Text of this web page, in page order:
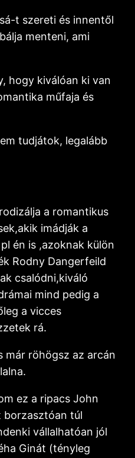
t szereti és innentől
menteni, ami
hogy kiválóan ki van
műfaja és
tudjátok, legalább
a romantikus
imádják a
én is ,azoknak külön
Rodny Dangerfeild
csalódni,kiváló
mind pedig a
a vicces
rá.
már röhögsz az arcán
ez a ripacs John
borzasztóan túl
vállalhatóan jól
Ginát (tényleg